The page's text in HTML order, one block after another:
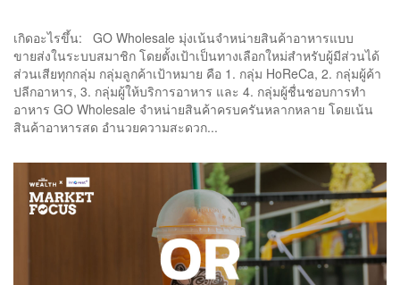
เกิดอะไรขึ้น: GO Wholesale มุ่งเน้นจำหน่ายสินค้าอาหารแบบ
ขายส่งในระบบสมาชิก โดยตั้งเป้าเป็นทางเลือกใหม่สำหรับผู้มีส่วนได้
ส่วนเสียทุกกลุ่ม กลุ่มลูกค้าเป้าหมาย คือ 1. กลุ่ม HoReCa, 2. กลุ่มผู้ค้า
ปลีกอาหาร, 3. กลุ่มผู้ให้บริการอาหาร และ 4. กลุ่มผู้ชื่นชอบการทำ
อาหาร GO Wholesale จำหน่ายสินค้าครบครันหลากหลาย โดยเน้น
สินค้าอาหารสด อำนวยความสะดวก...